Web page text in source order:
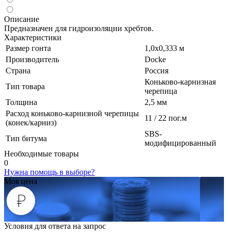
Описание
Предназначен для гидроизоляции хребтов.
Характеристики
Размер гонта
1,0х0,333 м
Производитель
Docke
Страна
Россия
Тип товара
Коньково-карнизная
черепица
Толщина
2,5 мм
Расход коньково-карнизной черепицы
(конек/карниз)
11 / 22 пог.м
Тип битума
SBS-
модифицированный
Необходимые товары
0
Нужна помощь в выборе?
Моя цена
Условия для ответа на запрос